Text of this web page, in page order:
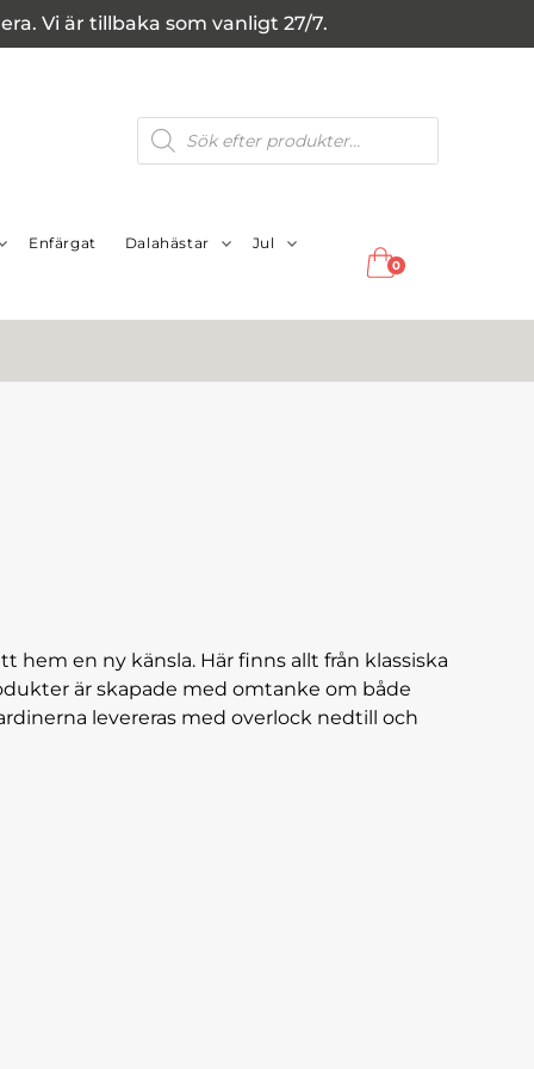
Vi är tillbaka som vanligt 27/7.
Produktsökning
Enfärgat Dalahästar Jul
0
en ny känsla. Här finns allt från klassiska
är skapade med omtanke om både
levereras med overlock nedtill och